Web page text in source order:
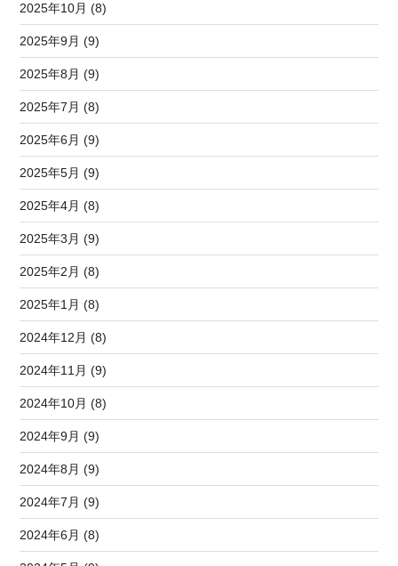
2025年10月 (8)
2025年9月 (9)
2025年8月 (9)
2025年7月 (8)
2025年6月 (9)
2025年5月 (9)
2025年4月 (8)
2025年3月 (9)
2025年2月 (8)
2025年1月 (8)
2024年12月 (8)
2024年11月 (9)
2024年10月 (8)
2024年9月 (9)
2024年8月 (9)
2024年7月 (9)
2024年6月 (8)